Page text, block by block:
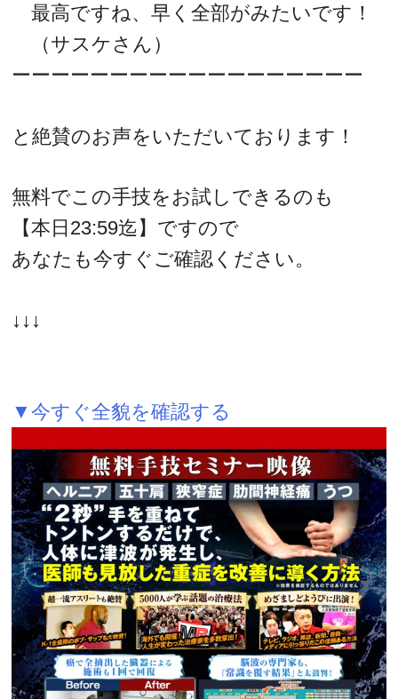
最高ですね、早く全部がみたいです！
（サスケさん）
ーーーーーーーーーーーーーーーーーー
と絶賛のお声をいただいております！
無料でこの手技をお試しできるのも
【本日23:59迄】ですので
あなたも今すぐご確認ください。
↓↓↓
▼今すぐ全貌を確認する